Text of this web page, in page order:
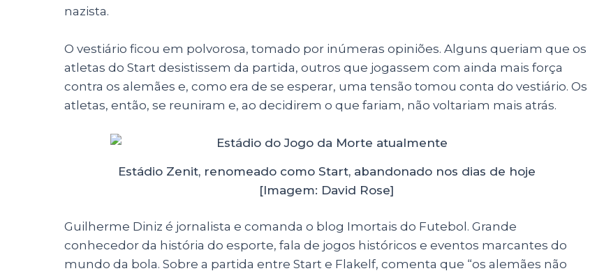
nazista.
O vestiário ficou em polvorosa, tomado por inúmeras opiniões. Alguns queriam que os
atletas do Start desistissem da partida, outros que jogassem com ainda mais força
contra os alemães e, como era de se esperar, uma tensão tomou conta do vestiário. Os
atletas, então, se reuniram e, ao decidirem o que fariam, não voltariam mais atrás.
Estádio Zenit, renomeado como Start, abandonado nos dias de hoje
[Imagem: David Rose]
Guilherme Diniz é jornalista e comanda o blog Imortais do Futebol. Grande
conhecedor da história do esporte, fala de jogos históricos e eventos marcantes do
mundo da bola. Sobre a partida entre Start e Flakelf, comenta que “os alemães não